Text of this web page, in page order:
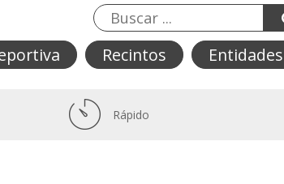
Recintos Entidades
Rápido